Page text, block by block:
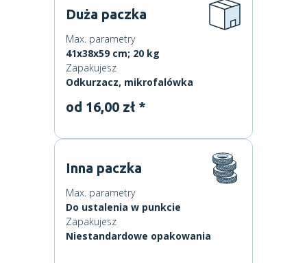
Duża paczka
Max. parametry
41x38x59 cm; 20 kg
Zapakujesz
Odkurzacz, mikrofalówka
od 16,00 zł *
Inna paczka
Max. parametry
Do ustalenia w punkcie
Zapakujesz
Niestandardowe opakowania